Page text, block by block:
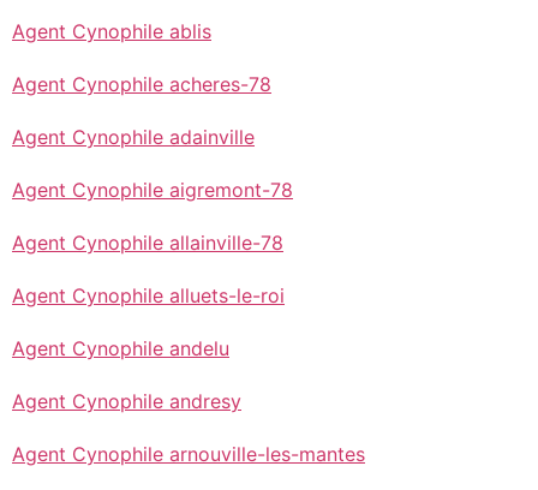
Agent Cynophile ablis
Agent Cynophile acheres-78
Agent Cynophile adainville
Agent Cynophile aigremont-78
Agent Cynophile allainville-78
Agent Cynophile alluets-le-roi
Agent Cynophile andelu
Agent Cynophile andresy
Agent Cynophile arnouville-les-mantes